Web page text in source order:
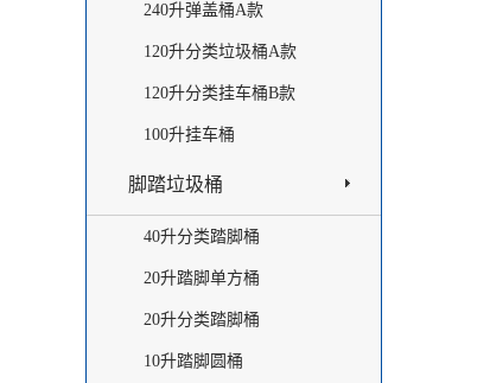
240升弹盖桶A款
120升分类垃圾桶A款
120升分类挂车桶B款
100升挂车桶
脚踏垃圾桶
40升分类踏脚桶
20升踏脚单方桶
20升分类踏脚桶
10升踏脚圆桶